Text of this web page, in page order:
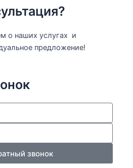
о наших услугах и
предложение!
звонок